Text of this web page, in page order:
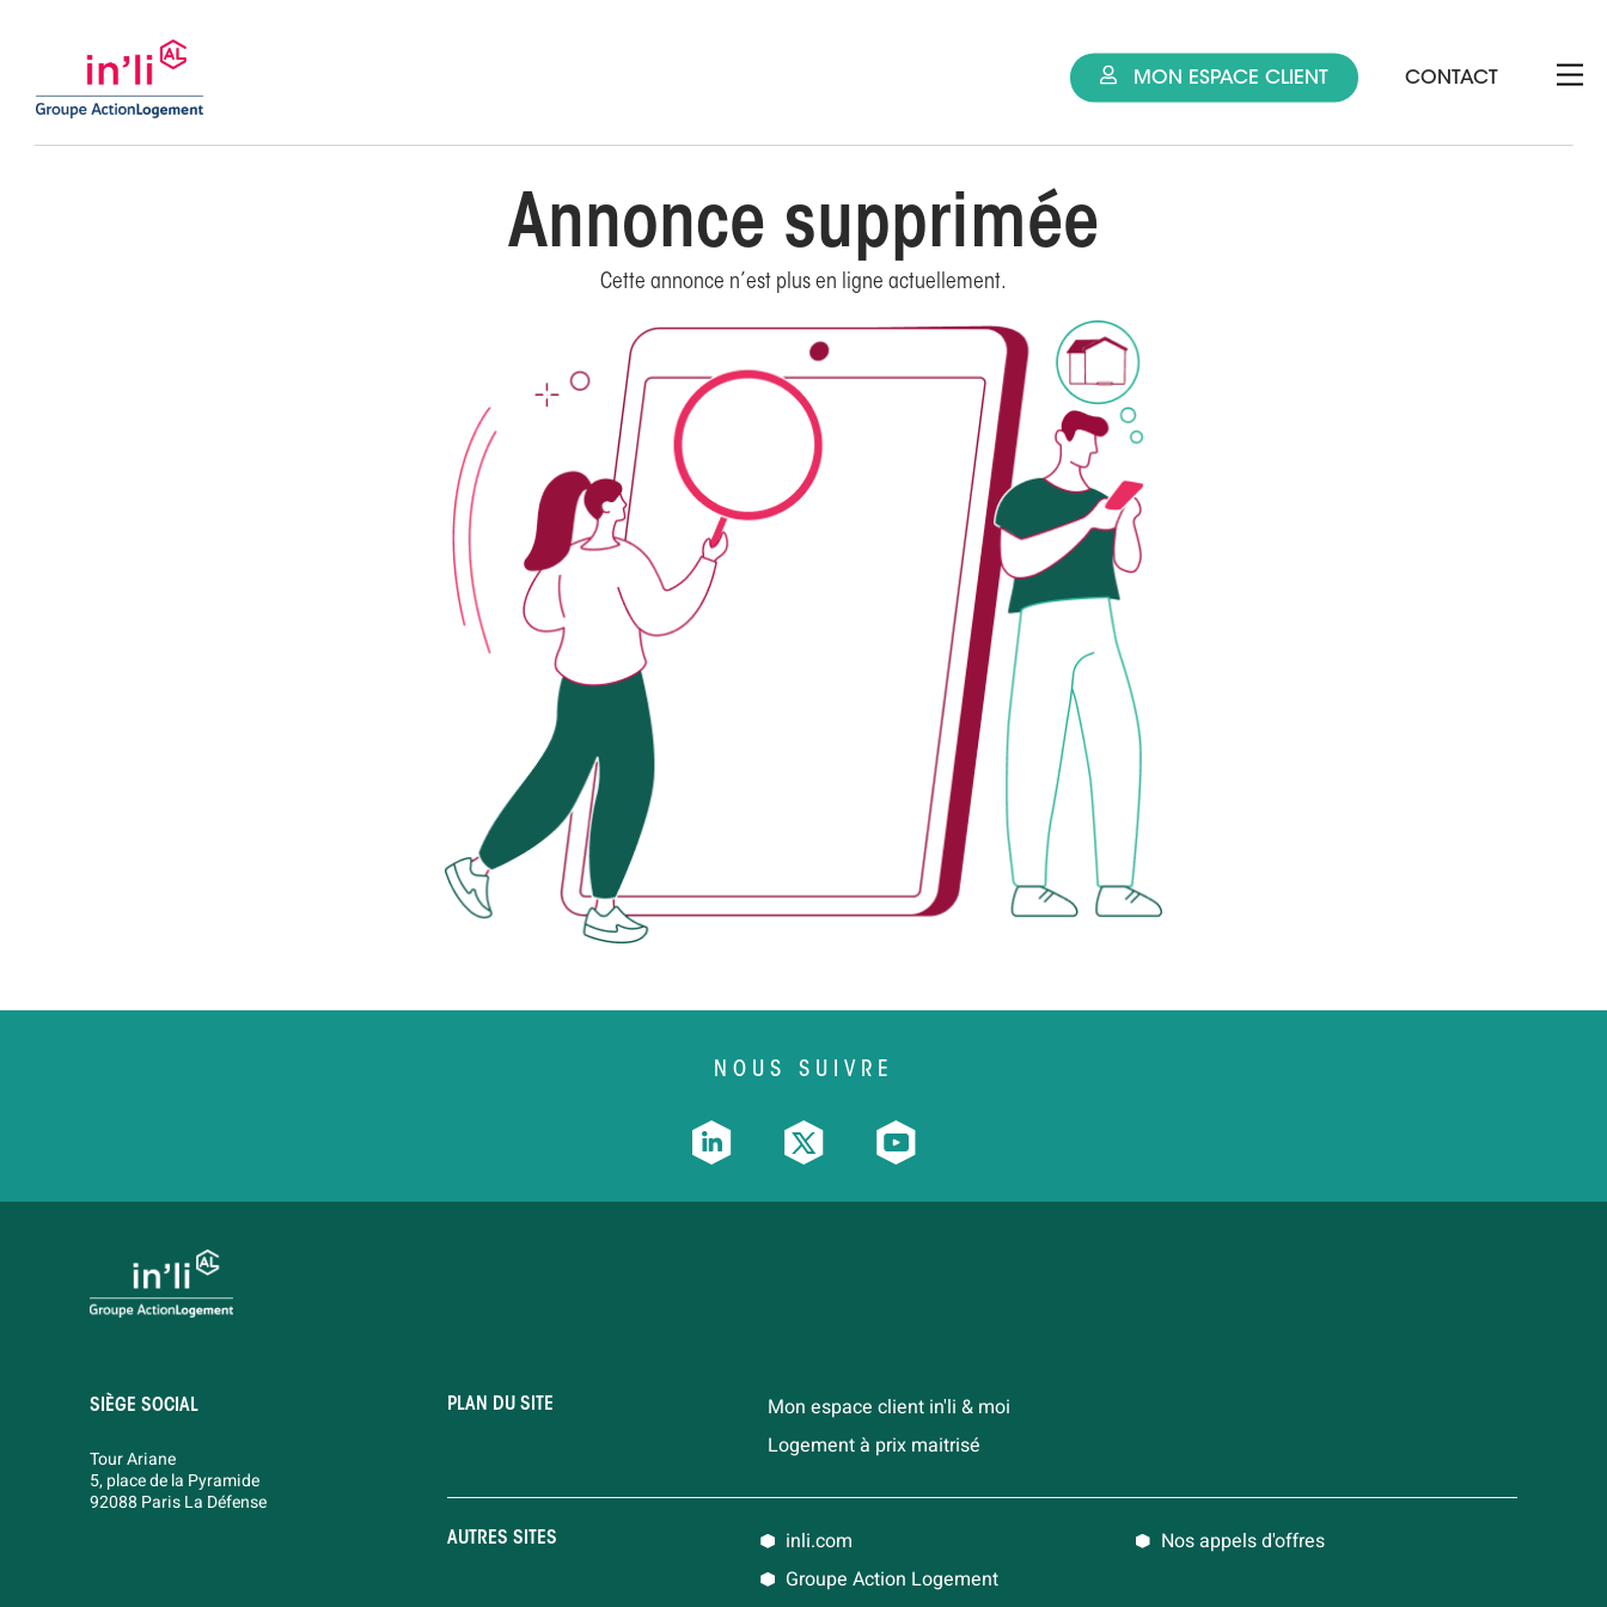
MON ESPACE CLIENT CONTACT
Annonce supprimée
Cette annonce n’est plus en ligne actuellement.
NOUS SUIVRE
SIÈGE SOCIAL
Tour Ariane
5, place de la Pyramide
92088 Paris La Défense
PLAN DU SITE
Mon espace client in'li & moi
Logement à prix maitrisé
AUTRES SITES inli.com
Nos appels d'offres
Groupe Action Logement